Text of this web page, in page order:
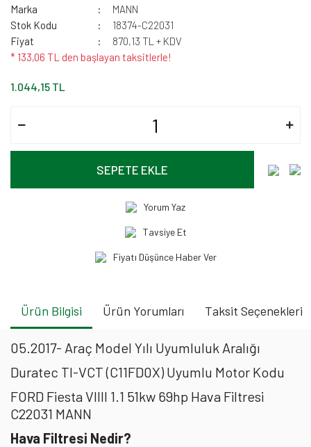
Marka
MANN
Stok Kodu
18374-C22031
Fiyat
870,13 TL + KDV
* 133,06 TL den başlayan taksitlerle!
1.044,15 TL
SEPETE EKLE
Yorum Yaz
Tavsiye Et
Fiyatı Düşünce Haber Ver
Ürün Bilgisi Ürün Yorumları Taksit Seçenekleri
05.2017- Araç Model Yılı Uyumluluk Aralığı
Duratec TI-VCT (C11FD0X) Uyumlu Motor Kodu
FORD Fiesta VIIII 1.1 51kw 69hp Hava Filtresi
C22031 MANN
Hava Filtresi Nedir?